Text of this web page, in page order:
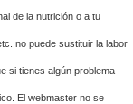
de la nutrición o a tu
no puede sustituir la labor
si tienes algún problema
El webmaster no se